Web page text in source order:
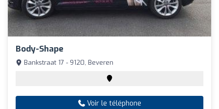
Body-Shape
Bankstraat 17 - 9120, Beveren
Voir le téléphone